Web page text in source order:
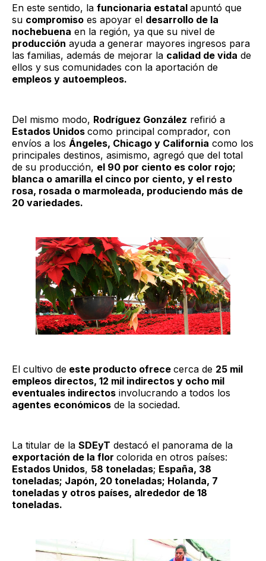
En este sentido, la funcionaria estatal apuntó que
su compromiso es apoyar el desarrollo de la
nochebuena en la región, ya que su nivel de
producción ayuda a generar mayores ingresos para
las familias, además de mejorar la calidad de vida de
ellos y sus comunidades con la aportación de
empleos y autoempleos.
Del mismo modo, Rodríguez González refirió a
Estados Unidos como principal comprador, con
envíos a los Ángeles, Chicago y California como los
principales destinos, asimismo, agregó que del total
de su producción, el 90 por ciento es color rojo;
blanca o amarilla el cinco por ciento, y el resto
rosa, rosada o marmoleada, produciendo más de
20 variedades.
El cultivo de este producto ofrece cerca de 25 mil
empleos directos, 12 mil indirectos y ocho mil
eventuales indirectos involucrando a todos los
agentes económicos de la sociedad.
La titular de la SDEyT destacó el panorama de la
exportación de la flor colorida en otros países:
Estados Unidos, 58 toneladas; España, 38
toneladas; Japón, 20 toneladas; Holanda, 7
toneladas y otros países, alrededor de 18
toneladas.